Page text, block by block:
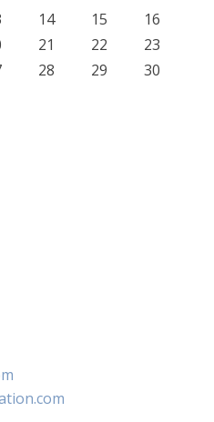
14 15
16
21 22
23
28 29
30